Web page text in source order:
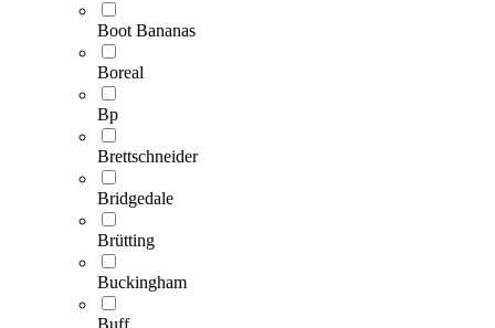
Boot Bananas
Boreal
Bp
Brettschneider
Bridgedale
Brütting
Buckingham